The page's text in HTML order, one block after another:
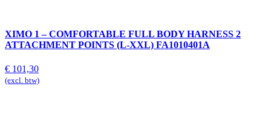
XIMO 1 – COMFORTABLE FULL BODY HARNESS 2
ATTACHMENT POINTS (L-XXL) FA1010401A
€ 101,30
(excl. btw)